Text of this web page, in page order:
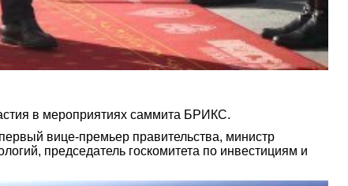
в мероприятиях саммита БРИКС.
вице-премьер правительства, министр
председатель госкомитета по инвестициям и